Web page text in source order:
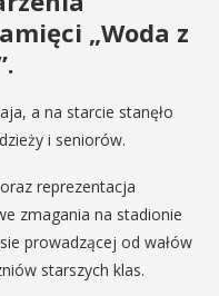
„Woda z
a na starcie stanęło
i seniorów.
reprezentacja
zmagania na stadionie
prowadzącej od wałów
starszych klas.